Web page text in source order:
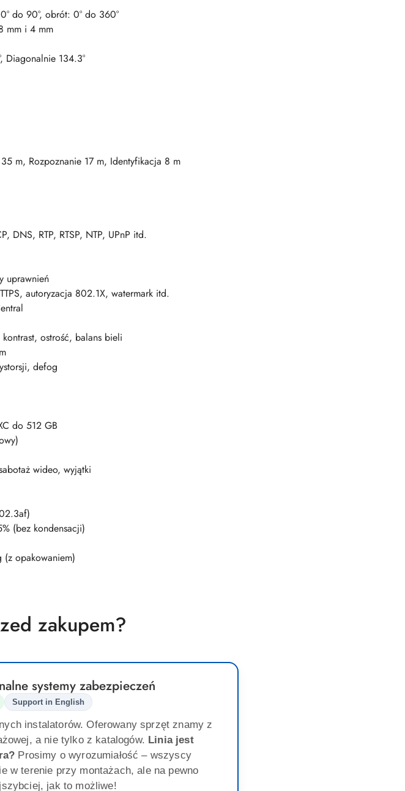
do 90°, obrót: 0° do 360°
mm i 4 mm
Diagonalnie 134.3°
m, Rozpoznanie 17 m, Identyfikacja 8 m
DNS, RTP, RTSP, NTP, UPnP itd.
uprawnień
autoryzacja 802.1X, watermark itd.
ostrość, balans bieli
defog
do 512 GB
wideo, wyjątki
(bez kondensacji)
opakowaniem)
zakupem?
systemy zabezpieczeń
Support in English
instalatorów. Oferowany sprzęt znamy z
a nie tylko z katalogów. Linia jest
Prosimy o wyrozumiałość – wszyscy
w terenie przy montażach, ale na pewno
jak to możliwe!